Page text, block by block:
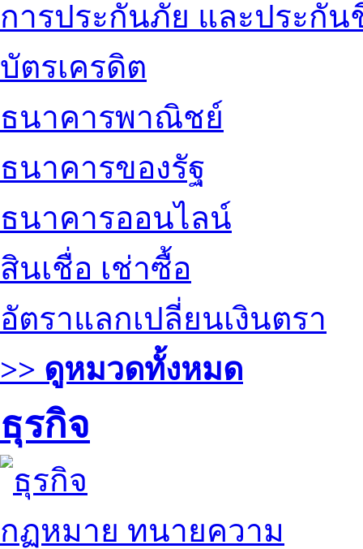
การประกันภัย และประกัน
บัตรเครดิต
ธนาคารพาณิชย์
ธนาคารของรัฐ
ธนาคารออนไลน์
สินเชื่อ เช่าซื้อ
อัตราแลกเปลี่ยนเงินตรา
>> ดูหมวดทั้งหมด
ธุรกิจ
กฏหมาย ทนายความ